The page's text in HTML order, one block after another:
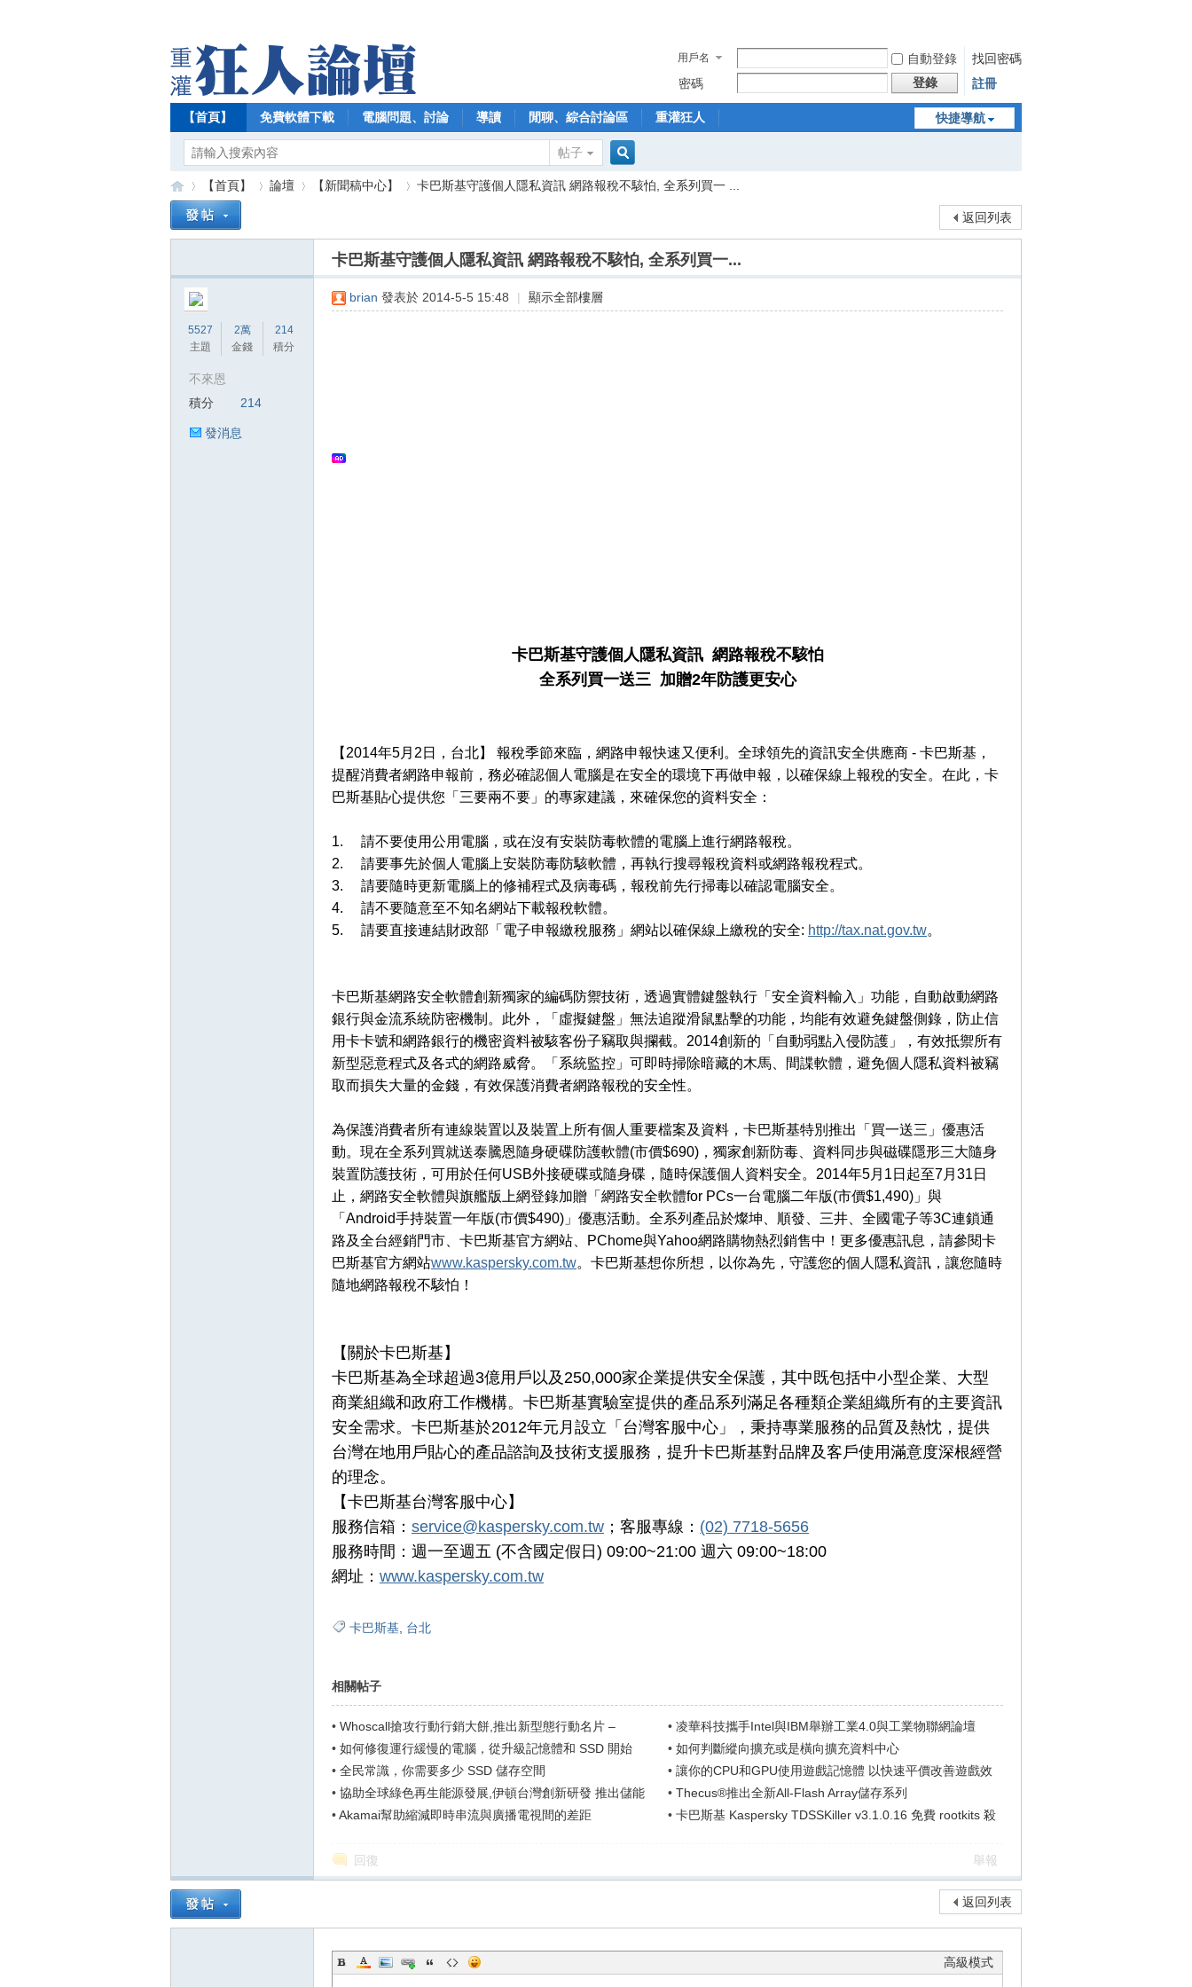
用戶名 自動登錄
找回密碼
密碼
登錄 註冊
快捷導航
【首頁】 免費軟體下載 電腦問題、討論 導讀 閒聊、綜合討論區 重灌狂人
帖子
搜
索
【首頁】 論壇 【新聞稿中心】
›
卡巴斯基守護個人隱私資訊 網路報稅不駭怕, 全系列買一 ...
返回列表
卡巴斯基守護個人隱私資訊 網路報稅不駭怕, 全系列買一...
5527
主題
2萬
金錢
214
積分
不來恩
積分
214
發消息
brian 發表於 2014-5-5 15:48 | 顯示全部樓層
卡巴斯基守護個人隱私資訊 網路報稅不駭怕
全系列買一送三 加贈2年防護更安心
【2014年5月2日，台北】 報稅季節來臨，網路申報快速又便利。全球領先的資訊安全供應商 - 卡巴斯基，
提醒消費者網路申報前，務必確認個人電腦是在安全的環境下再做申報，以確保線上報稅的安全。在此，卡
巴斯基貼心提供您「三要兩不要」的專家建議，來確保您的資料安全：
1. 請不要使用公用電腦，或在沒有安裝防毒軟體的電腦上進行網路報稅。
2. 請要事先於個人電腦上安裝防毒防駭軟體，再執行搜尋報稅資料或網路報稅程式。
3. 請要隨時更新電腦上的修補程式及病毒碼，報稅前先行掃毒以確認電腦安全。
4. 請不要隨意至不知名網站下載報稅軟體。
5. 請要直接連結財政部「電子申報繳稅服務」網站以確保線上繳稅的安全: http://tax.nat.gov.tw。
卡巴斯基網路安全軟體創新獨家的編碼防禦技術，透過實體鍵盤執行「安全資料輸入」功能，自動啟動網路
銀行與金流系統防密機制。此外，「虛擬鍵盤」無法追蹤滑鼠點擊的功能，均能有效避免鍵盤側錄，防止信
用卡卡號和網路銀行的機密資料被駭客份子竊取與攔截。2014創新的「自動弱點入侵防護」，有效抵禦所有
新型惡意程式及各式的網路威脅。「系統監控」可即時掃除暗藏的木馬、間諜軟體，避免個人隱私資料被竊
取而損失大量的金錢，有效保護消費者網路報稅的安全性。
為保護消費者所有連線裝置以及裝置上所有個人重要檔案及資料，卡巴斯基特別推出「買一送三」優惠活
動。現在全系列買就送泰騰恩隨身硬碟防護軟體(市價$690)，獨家創新防毒、資料同步與磁碟隱形三大隨身
裝置防護技術，可用於任何USB外接硬碟或隨身碟，隨時保護個人資料安全。2014年5月1日起至7月31日
止，網路安全軟體與旗艦版上網登錄加贈「網路安全軟體for PCs一台電腦二年版(市價$1,490)」與
「Android手持裝置一年版(市價$490)」優惠活動。全系列產品於燦坤、順發、三井、全國電子等3C連鎖通
路及全台經銷門市、卡巴斯基官方網站、PChome與Yahoo網路購物熱烈銷售中！更多優惠訊息，請參閱卡
巴斯基官方網站www.kaspersky.com.tw。卡巴斯基想你所想，以你為先，守護您的個人隱私資訊，讓您隨時
隨地網路報稅不駭怕！
【關於卡巴斯基】
卡巴斯基為全球超過3億用戶以及250,000家企業提供安全保護，其中既包括中小型企業、大型
商業組織和政府工作機構。卡巴斯基實驗室提供的產品系列滿足各種類企業組織所有的主要資訊
安全需求。卡巴斯基於2012年元月設立「台灣客服中心」，秉持專業服務的品質及熱忱，提供
台灣在地用戶貼心的產品諮詢及技術支援服務，提升卡巴斯基對品牌及客戶使用滿意度深根經營
的理念。
【卡巴斯基台灣客服中心】
服務信箱： service@kaspersky.com.tw ；客服專線： (02) 7718-5656
服務時間：週一至週五 (不含國定假日) 09:00~21:00 週六 09:00~18:00
網址： www.kaspersky.com.tw
卡巴斯基 台北
相關帖子
• Whoscall搶攻行動行銷大餅,推出新型態行動名片 –
Whoscall Card
• 凌華科技攜手Intel與IBM舉辦工業4.0與工業物聯網論壇
• 如何修復運行緩慢的電腦，從升級記憶體和 SSD 開始 • 如何判斷縱向擴充或是橫向擴充資料中心
• 全民常識，你需要多少 SSD 儲存空間 • 讓你的CPU和GPU使用遊戲記憶體 以快速平價改善遊戲效
能
• 協助全球綠色再生能源發展,伊頓台灣創新研發 推出儲能
解...
• Thecus®推出全新All-Flash Array儲存系列
•Akamai幫助縮減即時串流與廣播電視間的差距 • 卡巴斯基 Kaspersky TDSSKiller v3.1.0.16 免費 rootkits 殺
回復
舉報
返回列表
高級模式